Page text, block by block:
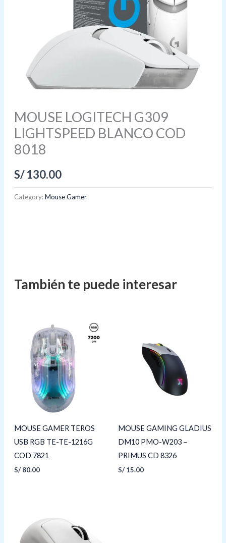
MOUSE LOGITECH G309
LIGHTSPEED BLANCO COD
8018
S/130.00
Category:Mouse Gamer
MOUSE GAMER TEROS
USB RGB TE-TE-1216G
COD 7821
S/80.00
MOUSE GAMING GLADIUS
DM10 PMO-W203 –
PRIMUS CD 8326
S/ 15.00